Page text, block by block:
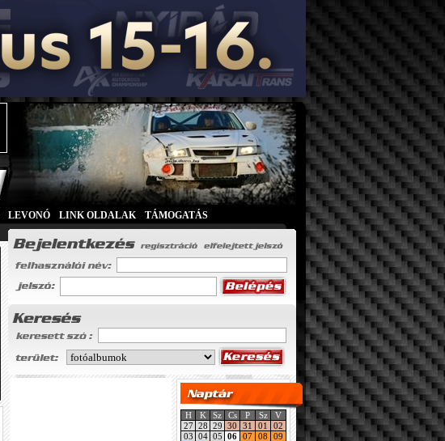
LEVONÓ LINK OLDALAK TÁMOGATÁS
H K Sz Cs P Sz
V
27 28 29 30 31 01
02
03 04 05 06 07 08
09